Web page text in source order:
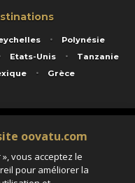
Polynésie
Etats-Unis
Tanzanie
Grèce
Picquart 75017 Paris - S.A.S
671 973 - Code APE 7911Z
Groupama - Agrément IATA
HISCOX RCP0081066
oovatu.com
vous acceptez le
pour améliorer la